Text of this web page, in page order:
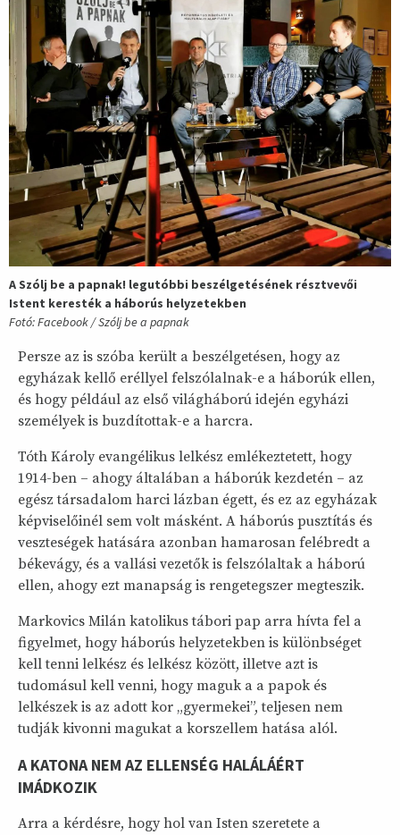
A Szólj be a papnak! legutóbbi beszélgetésének résztvevői
Istent keresték a háborús helyzetekben
Fotó: Facebook / Szólj be a papnak
Persze az is szóba került a beszélgetésen, hogy az
egyházak kellő eréllyel felszólalnak-e a háborúk ellen,
és hogy például az első világháború idején egyházi
személyek is buzdítottak-e a harcra.
Tóth Károly evangélikus lelkész emlékeztetett, hogy
1914-ben – ahogy általában a háborúk kezdetén – az
egész társadalom harci lázban égett, és ez az egyházak
képviselőinél sem volt másként. A háborús pusztítás és
veszteségek hatására azonban hamarosan felébredt a
békevágy, és a vallási vezetők is felszólaltak a háború
ellen, ahogy ezt manapság is rengetegszer megteszik.
Markovics Milán katolikus tábori pap arra hívta fel a
figyelmet, hogy háborús helyzetekben is különbséget
kell tenni lelkész és lelkész között, illetve azt is
tudomásul kell venni, hogy maguk a a papok és
lelkészek is az adott kor „gyermekei”, teljesen nem
tudják kivonni magukat a korszellem hatása alól.
A KATONA NEM AZ ELLENSÉG HALÁLÁÉRT
IMÁDKOZIK
Arra a kérdésre, hogy hol van Isten szeretete a